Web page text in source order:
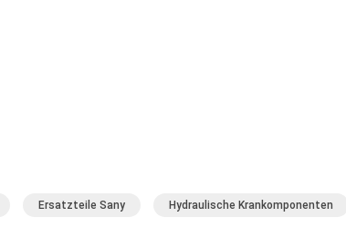
Ersatzteile Sany Hydraulische Krankomponenten